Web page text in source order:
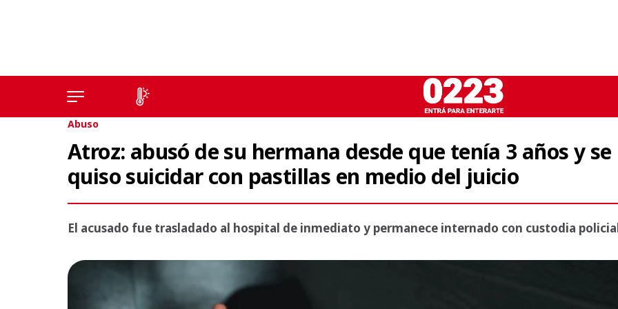
Abuso
Atroz: abusó de su hermana desde que tenía 3 años y se
quiso suicidar con pastillas en medio del juicio
El acusado fue trasladado al hospital de inmediato y permanece internado con custodia